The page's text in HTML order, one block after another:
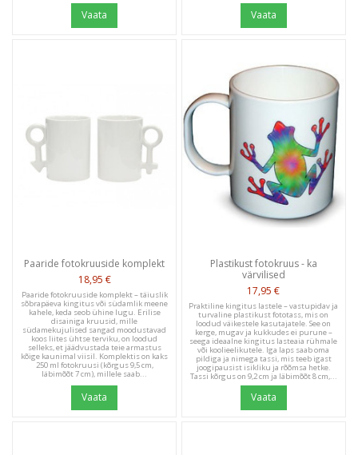
Vaata Vaata
Paaride fotokruuside komplekt
18,95 €
Paaride fotokruuside komplekt – täiuslik
sõbrapäeva kingitus või südamlik meene
kahele, keda seob ühine lugu. Erilise
disainiga kruusid, mille
südamekujulised sangad moodustavad
koos liites ühtse terviku, on loodud
selleks, et jäädvustada teie armastus
kõige kaunimal viisil. Komplektis on kaks
250 ml fotokruusi (kõrgus 9,5 cm,
läbimõõt 7 cm), millele saab...
Vaata
Plastikust fotokruus - ka
värvilised
17,95 €
Praktiline kingitus lastele – vastupidav ja
turvaline plastikust fototass, mis on
loodud väikestele kasutajatele. See on
kerge, mugav ja kukkudes ei purune –
seega ideaalne kingitus lasteaia rühmale
või koolieelikutele. Iga laps saab oma
pildiga ja nimega tassi, mis teeb igast
joogipausist isikliku ja rõõmsa hetke.
Tassi kõrgus on 9,2 cm ja läbimõõt 8 cm,...
Vaata